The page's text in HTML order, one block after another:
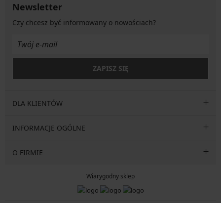
Newsletter
Czy chcesz być informowany o nowościach?
ZAPISZ SIĘ
DLA KLIENTÓW
INFORMACJE OGÓLNE
O FIRMIE
Wiarygodny sklep